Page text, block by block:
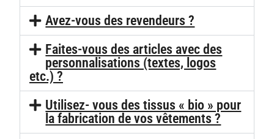
Avez-vous des revendeurs ?
Faites-vous des articles avec des
personnalisations (textes, logos
etc.) ?
Utilisez- vous des tissus « bio » pour
la fabrication de vos vêtements ?